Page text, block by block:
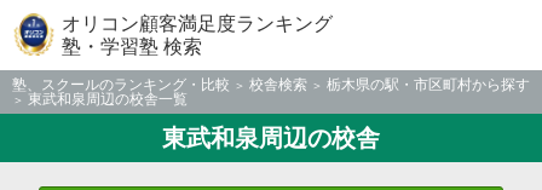
オリコン顧客満足度ランキング
塾・学習塾 検索
塾、スクールのランキング・比較 校舎検索
栃木県の駅・市区町村から探す
東武和泉周辺の校舎一覧
東武和泉周辺の校舎